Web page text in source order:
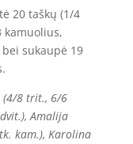
20 taškų (1/4
kamuolius,
sukaupė 19
(4/8 trit., 6/6
Amalija
kam.), Karolina